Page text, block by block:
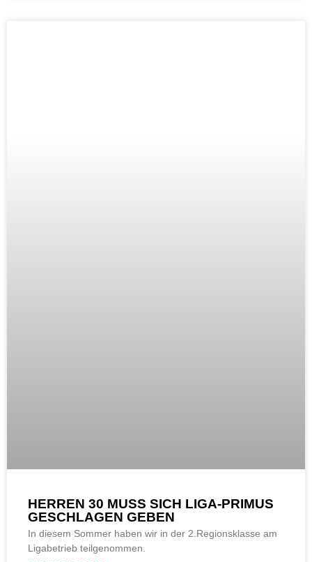
HERREN 30 MUSS SICH LIGA-PRIMUS
GESCHLAGEN GEBEN
In diesem Sommer haben wir in der 2.Regionsklasse am
Ligabetrieb teilgenommen.